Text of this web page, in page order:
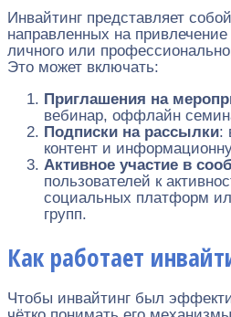
Инвайтинг представляет
направленных на
личного или
Это может включать:
Приглашения на
вебинар, оффлайн
Подписки на рассылки:
контент и
Активное участие в
пользователей к
социальных платформ
групп.
Как работает
Чтобы инвайтинг был